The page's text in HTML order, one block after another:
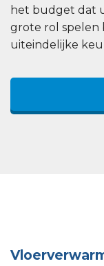
het budget dat
grote rol spelen
uiteindelijke